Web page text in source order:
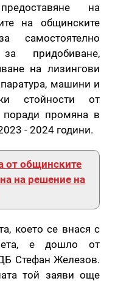
на
на общинските
самостоятелно
придобиване,
на лизингови
машини и
стойности от
поради промяна в
- 2024 години.
от общинските
на решение на
което се внася с
е дошло от
Стефан Железов.
той заяви още